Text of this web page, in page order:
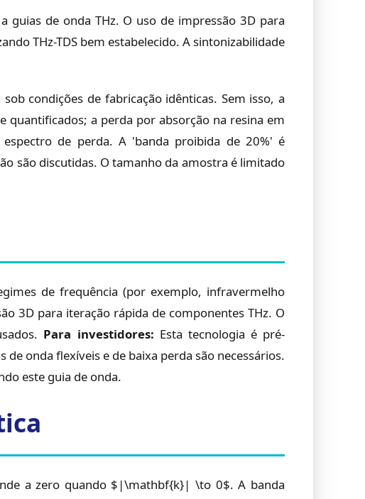
de onda THz. O uso de impressão 3D para
THz-TDS bem estabelecido. A sintonizabilidade
condições de fabricação idênticas. Sem isso, a
quantificados; a perda por absorção na resina em
de perda. A 'banda proibida de 20%' é
são discutidas. O tamanho da amostra é limitado
de frequência (por exemplo, infravermelho
3D para iteração rápida de componentes THz. O
Para investidores: Esta tecnologia é pré-
onda flexíveis e de baixa perda são necessários.
este guia de onda.
a zero quando $|\mathbf{k}| \to 0$. A banda